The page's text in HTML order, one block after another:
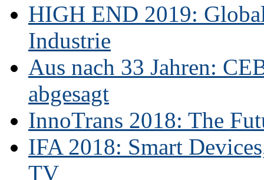
HIGH END 2019:
Industrie
Aus nach 33 Jahren:
abgesagt
InnoTrans 2018: The
IFA 2018: Smart
TV